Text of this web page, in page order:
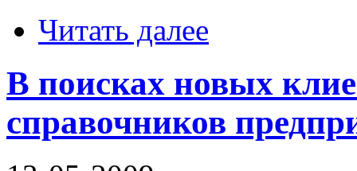
Читать далее
В поисках новых
справочников